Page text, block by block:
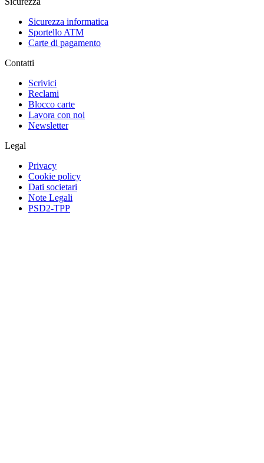
Sicurezza informatica
Sportello ATM
Carte di pagamento
Contatti
Scrivici
Reclami
Blocco carte
Lavora con noi
Newsletter
Legal
Privacy
Cookie policy
Dati societari
Note Legali
PSD2-TPP